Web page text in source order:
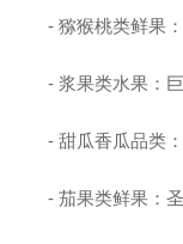
- 猕猴桃类鲜果
- 浆果类水果：
- 甜瓜香瓜品类
- 茄果类鲜果：